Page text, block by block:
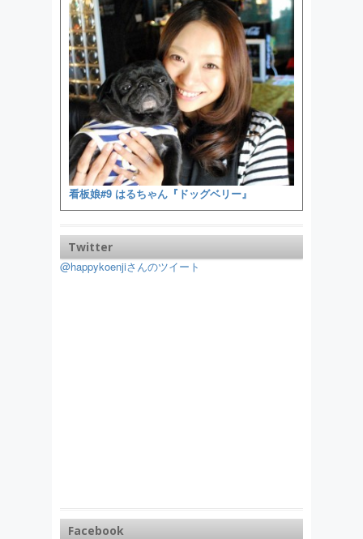
看板娘#9 はるちゃん『ドッグベリー』
Twitter
@happykoenjiさんのツイート
Facebook